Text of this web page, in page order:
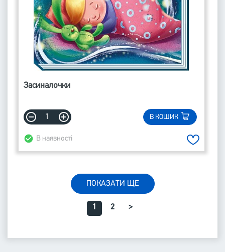
Засиналочки
В КОШИК
В наявності
ПОКАЗАТИ ЩЕ
1 2 >